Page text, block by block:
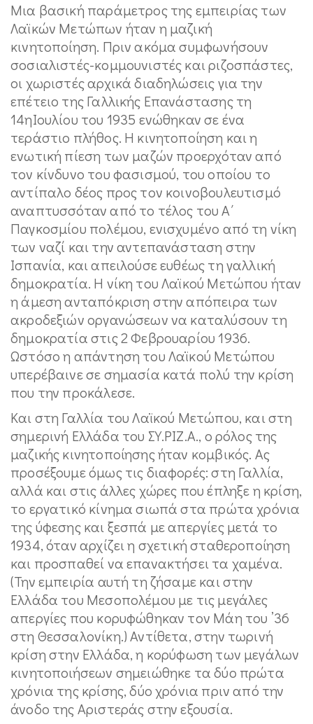
Μια βασική παράμετρος της εμπειρίας των
Λαϊκών Μετώπων ήταν η μαζική
κινητοποίηση. Πριν ακόμα συμφωνήσουν
σοσιαλιστές-κομμουνιστές και ριζοσπάστες,
οι χωριστές αρχικά διαδηλώσεις για την
επέτειο της Γαλλικής Επανάστασης τη
14ηΙουλίου του 1935 ενώθηκαν σε ένα
τεράστιο πλήθος. Η κινητοποίηση και η
ενωτική πίεση των μαζών προερχόταν από
τον κίνδυνο του φασισμού, του οποίου το
αντίπαλο δέος προς τον κοινοβουλευτισμό
αναπτυσσόταν από το τέλος του Α΄
Παγκοσμίου πολέμου, ενισχυμένο από τη νίκη
των ναζί και την αντεπανάσταση στην
Ισπανία, και απειλούσε ευθέως τη γαλλική
δημοκρατία. Η νίκη του Λαϊκού Μετώπου ήταν
η άμεση ανταπόκριση στην απόπειρα των
ακροδεξιών οργανώσεων να καταλύσουν τη
δημοκρατία στις 2 Φεβρουαρίου 1936.
Ωστόσο η απάντηση του Λαϊκού Μετώπου
υπερέβαινε σε σημασία κατά πολύ την κρίση
που την προκάλεσε.
Και στη Γαλλία του Λαϊκού Μετώπου, και στη
σημερινή Ελλάδα του ΣΥ.ΡΙΖ.Α., ο ρόλος της
μαζικής κινητοποίησης ήταν κομβικός. Ας
προσέξουμε όμως τις διαφορές: στη Γαλλία,
αλλά και στις άλλες χώρες που έπληξε η κρίση,
το εργατικό κίνημα σιωπά στα πρώτα χρόνια
της ύφεσης και ξεσπά με απεργίες μετά το
1934, όταν αρχίζει η σχετική σταθεροποίηση
και προσπαθεί να επανακτήσει τα χαμένα.
(Την εμπειρία αυτή τη ζήσαμε και στην
Ελλάδα του Μεσοπολέμου με τις μεγάλες
απεργίες που κορυφώθηκαν τον Μάη του ’36
στη Θεσσαλονίκη.) Αντίθετα, στην τωρινή
κρίση στην Ελλάδα, η κορύφωση των μεγάλων
κινητοποιήσεων σημειώθηκε τα δύο πρώτα
χρόνια της κρίσης, δύο χρόνια πριν από την
άνοδο της Αριστεράς στην εξουσία.